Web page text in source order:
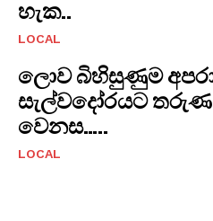
හැක..
LOCAL
ලොව බිහිසුණුම
සැල්වදෝරයට
වෙනස…..
LOCAL